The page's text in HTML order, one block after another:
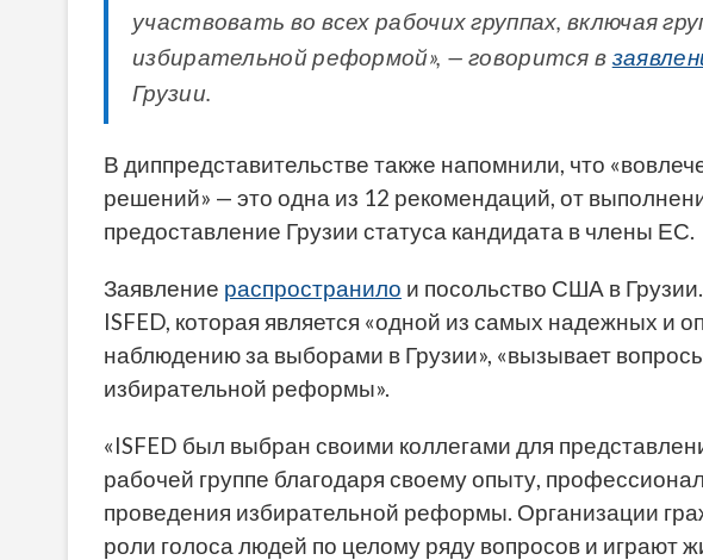
участвовать во всех рабочих группах, включая
избирательной реформой», — говорится в
Грузии.
В диппредставительстве также напомнили, что
решений» — это одна из 12 рекомендаций, от
предоставление Грузии статуса кандидата в члены ЕС.
Заявление распространило и посольство США в
ISFED, которая является «одной из самых надежных и
наблюдению за выборами в Грузии», «вызывает
избирательной реформы».
«ISFED был выбран своими коллегами для
рабочей группе благодаря своему опыту,
проведения избирательной реформы. Организации
роли голоса людей по целому ряду вопросов и играют